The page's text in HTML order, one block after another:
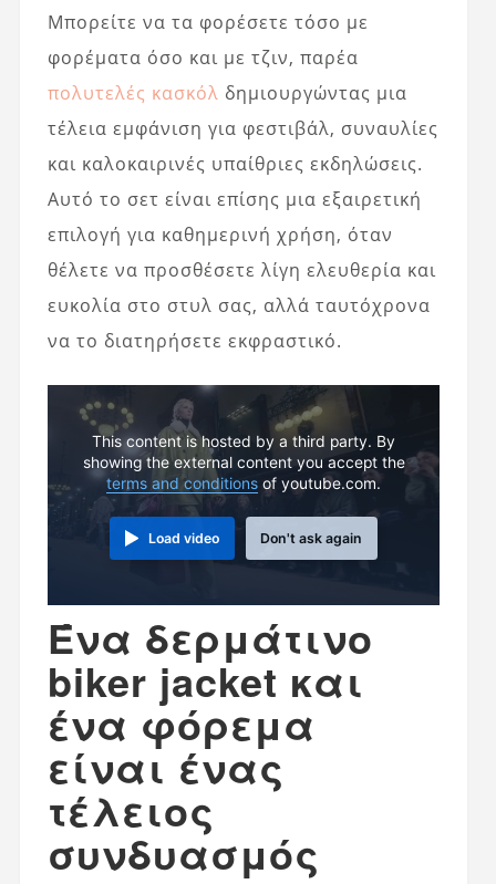
Μπορείτε να τα φορέσετε τόσο με
φορέματα όσο και με τζιν, παρέα
πολυτελές κασκόλ δημιουργώντας μια
τέλεια εμφάνιση για φεστιβάλ, συναυλίες
και καλοκαιρινές υπαίθριες εκδηλώσεις.
Αυτό το σετ είναι επίσης μια εξαιρετική
επιλογή για καθημερινή χρήση, όταν
θέλετε να προσθέσετε λίγη ελευθερία και
ευκολία στο στυλ σας, αλλά ταυτόχρονα
να το διατηρήσετε εκφραστικό.
This content is hosted by a third party. By
showing the external content you accept the
terms and conditions of youtube.com.
Load video Don't ask again
Ένα δερμάτινο
biker jacket και
ένα φόρεμα
είναι ένας
τέλειος
συνδυασμός